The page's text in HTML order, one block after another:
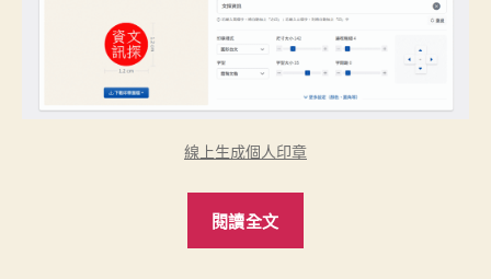
線上生成個人印章
閱讀全文